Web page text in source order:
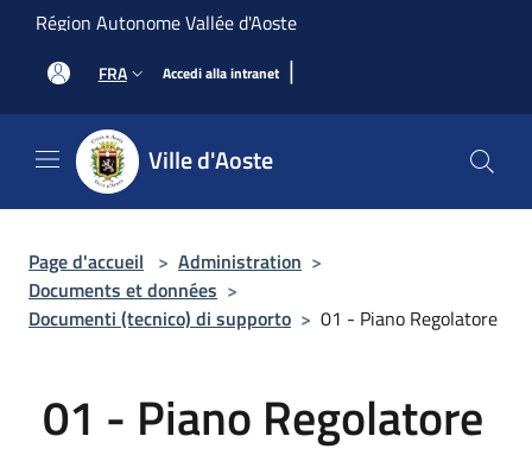
Salta al contenuto principale
Région Autonome Vallée d'Aoste
FRA Accedi alla intranet |
Ville d'Aoste
Page d'accueil > Administration >
Documents et données >
Documenti (tecnico) di supporto > 01 - Piano Regolatore
01 - Piano Regolatore